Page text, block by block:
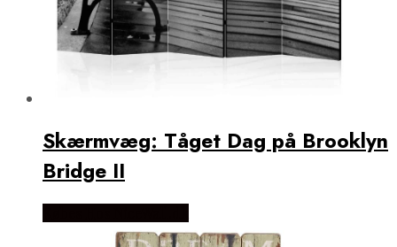
Skærmvæg: Tåget Dag på Brooklyn
Bridge II